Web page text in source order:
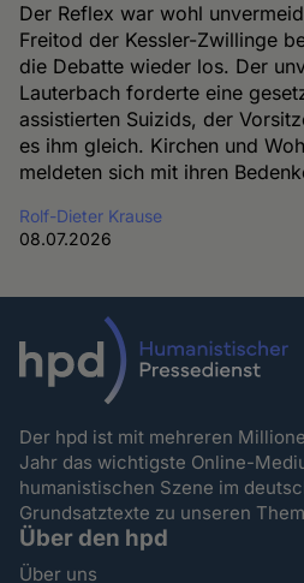
Der Reflex war wohl
Freitod der Kessler-Zwillinge
die Debatte wieder los. Der
Lauterbach forderte eine
assistierten Suizids, der
es ihm gleich. Kirchen und
meldeten sich mit ihren
Rolf-Dieter Krause
08.07.2026
Der hpd ist mit mehreren
Jahr das wichtigste Online-
humanistischen Szene im
Grundsatztexte zu unseren
Über den hpd
Über uns